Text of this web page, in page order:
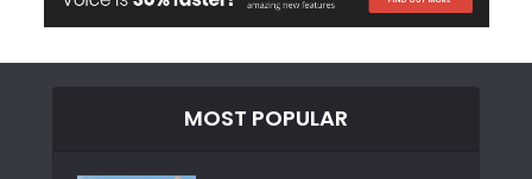
MOST POPULAR